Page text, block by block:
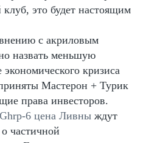
это будет настоящим
с акриловым
назвать меньшую
кризиса
Мастерон + Турик
права инвесторов.
6 цена Ливны ждут
частичной